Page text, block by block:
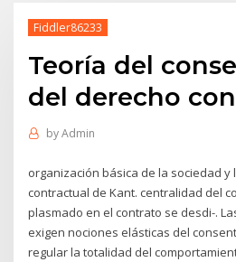
Fiddler86233
Teoría del
del derecho
byAdmin
organización básica de la sociedad
contractual de Kant. centralidad del
plasmado en el contrato se desdi-.
exigen nociones elásticas del
regular la totalidad del